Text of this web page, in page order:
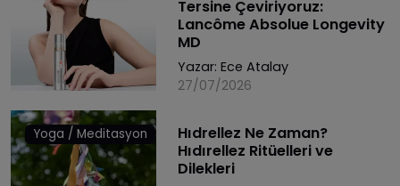
Tersine Çeviriyoruz:
Lancôme Absolue Longevity
MD
Yazar: Ece Atalay
27/07/2026
Yoga / Meditasyon
Hıdrellez Ne Zaman?
Hıdırellez Ritüelleri ve
Dilekleri